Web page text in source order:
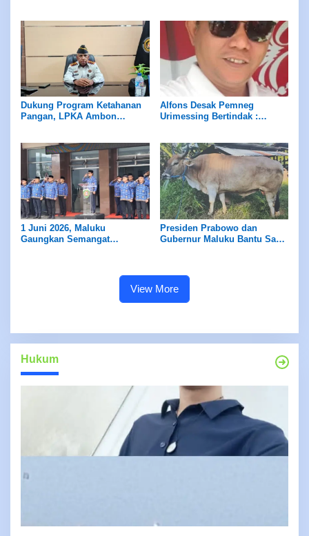
Dukung Program Ketahanan
Pangan, LPKA Ambon
Alfons Desak Pemneg
Urimessing Bertindak :
1 Juni 2026, Maluku
Gaungkan Semangat
Presiden Prabowo dan
Gubernur Maluku Bantu Sapi
View More
Hukum